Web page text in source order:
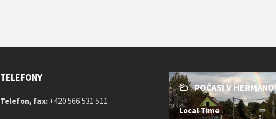
TELEFONY
Telefon, fax: +420 566 531 511
POČASÍ V
Local Time